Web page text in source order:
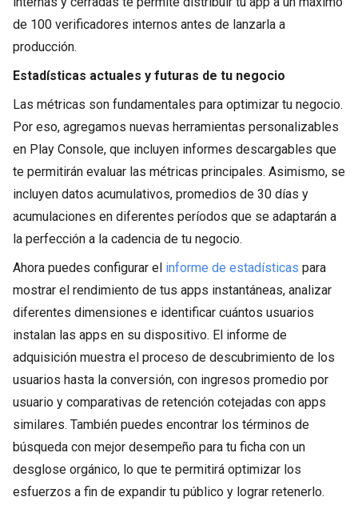
de 100 verificadores internos antes de lanzarla a
producción.
Estadísticas actuales y futuras de tu negocio
Las métricas son fundamentales para optimizar tu negocio.
Por eso, agregamos nuevas herramientas personalizables
en Play Console, que incluyen informes descargables que
te permitirán evaluar las métricas principales. Asimismo, se
incluyen datos acumulativos, promedios de 30 días y
acumulaciones en diferentes períodos que se adaptarán a
la perfección a la cadencia de tu negocio.
Ahora puedes configurar el informe de estadísticas para
mostrar el rendimiento de tus apps instantáneas, analizar
diferentes dimensiones e identificar cuántos usuarios
instalan las apps en su dispositivo. El informe de
adquisición muestra el proceso de descubrimiento de los
usuarios hasta la conversión, con ingresos promedio por
usuario y comparativas de retención cotejadas con apps
similares. También puedes encontrar los términos de
búsqueda con mejor desempeño para tu ficha con un
desglose orgánico, lo que te permitirá optimizar los
esfuerzos a fin de expandir tu público y lograr retenerlo.